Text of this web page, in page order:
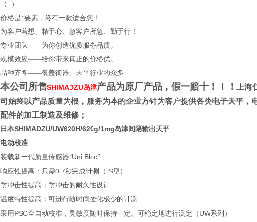
（
）
价格是*要素，终有一款适合您！
为客户着想、精于心、急客户所急、勤于行！
专业团队——为你创造优质服务品质。
规模效应——给你带来真正的价格优。
品种齐备——覆盖衡器、天平行业的众多
本公司所售SHIMADZU岛津产品为原厂产品，假一赔十！！！
上
司始终以产品质量为根，服务为本的企业方针为客户提供各类电子天平，
配件的加工制造及维修；
日本SHIMADZU/UW620H/620g/1mg岛津间隔输出天平
电动校准
装载新一代质量传感器“Uni Bloc”
响应性提高：只需0.7秒完成计测（-S型）
耐冲击性提高：耐冲击的耐久性设计
温度特性提高：可进行随时间变化极少的计测
采用 PSC全自动校准，灵敏度随时保持一定。可稳定地进行测定（ UW系列）